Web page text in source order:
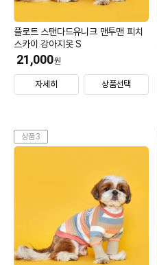
플로트 스탠다드유니크 맨투맨 피치
스카이 강아지옷 S
21,000원
자세히 상품선택
상품3